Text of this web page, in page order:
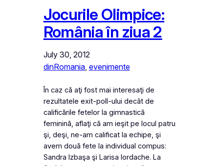
Jocurile Olimpice:
România în ziua 2
July 30, 2012
dinRomania, evenimente
În caz că aţi fost mai interesaţi de
rezultatele exit-poll-ului decât de
calificările fetelor la gimnastică
feminină, aflaţi că am ieşit pe locul patru
şi, deşi, ne-am calificat la echipe, şi
avem două fete la individual compus:
Sandra Izbaşa şi Larisa Iordache. La